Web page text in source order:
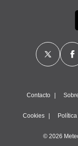
Contacto
Cookies
© 2026